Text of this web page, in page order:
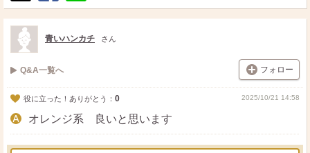
ポ
ス
ト
シ
ェ
送
る
青いハンカチ さん
Q&A一覧へ フォロー
役に立った！ありがとう： 0 2025/10/21 14:58
オレンジ系 良いと思います